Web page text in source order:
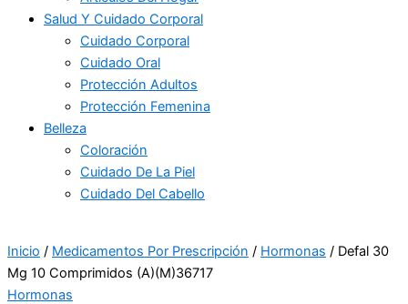
Salud Y Cuidado Corporal
Cuidado Corporal
Cuidado Oral
Protección Adultos
Protección Femenina
Belleza
Coloración
Cuidado De La Piel
Cuidado Del Cabello
Inicio / Medicamentos Por Prescripción / Hormonas / Defal 30
Mg 10 Comprimidos (A)(M)36717
Hormonas